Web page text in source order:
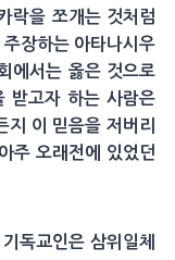
락을 쪼개는 것처럼
장하는 아타나시우
에서는 옳은 것으로
받고자 하는 사람은
지 이 믿음을 저버리
주 오래전에 있었던
독교인은 삼위일체